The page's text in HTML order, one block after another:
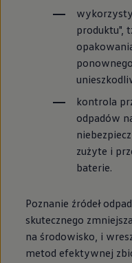
produktu",
kontrola
odpadów
zużyte i
baterie.
Poznanie źródeł
skutecznego
na środowisko, i
metod efektywnej